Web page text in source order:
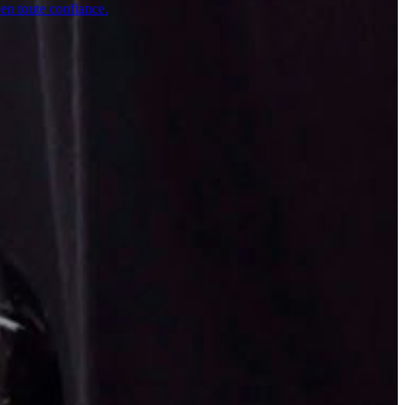
toute confiance.